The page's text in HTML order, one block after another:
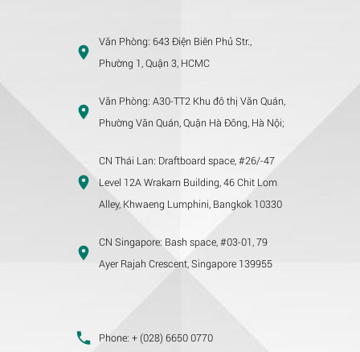
Văn Phòng: 643 Điện Biên Phủ Str.,
Phường 1, Quận 3, HCMC
Văn Phòng: A30-TT2 Khu đô thị Văn Quán,
Phường Văn Quán, Quận Hà Đông, Hà Nội;
CN Thái Lan: Draftboard space, #26/-47
Level 12A Wrakarn Building, 46 Chit Lom
Alley, Khwaeng Lumphini, Bangkok 10330
CN Singapore: Bash space, #03-01, 79
Ayer Rajah Crescent, Singapore 139955
Phone: + (028) 6650 0770